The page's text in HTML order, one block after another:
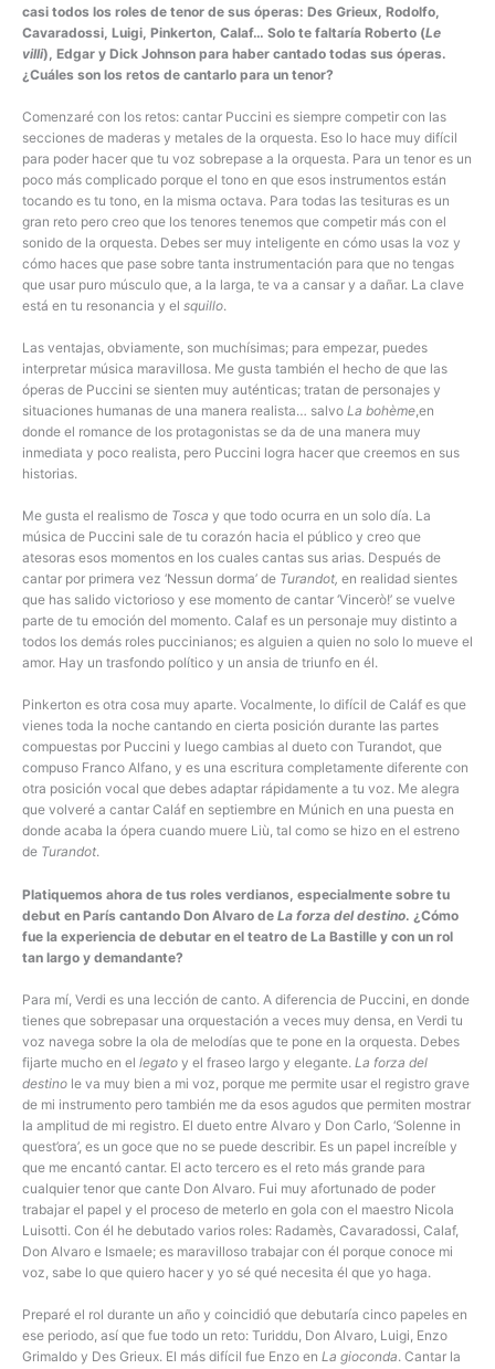
casi todos los roles de tenor de sus óperas: Des Grieux, Rodolfo,
Cavaradossi, Luigi, Pinkerton, Calaf… Solo te faltaría Roberto (Le
villi), Edgar y Dick Johnson para haber cantado todas sus óperas.
¿Cuáles son los retos de cantarlo para un tenor?
Comenzaré con los retos: cantar Puccini es siempre competir con las
secciones de maderas y metales de la orquesta. Eso lo hace muy difícil
para poder hacer que tu voz sobrepase a la orquesta. Para un tenor es un
poco más complicado porque el tono en que esos instrumentos están
tocando es tu tono, en la misma octava. Para todas las tesituras es un
gran reto pero creo que los tenores tenemos que competir más con el
sonido de la orquesta. Debes ser muy inteligente en cómo usas la voz y
cómo haces que pase sobre tanta instrumentación para que no tengas
que usar puro músculo que, a la larga, te va a cansar y a dañar. La clave
está en tu resonancia y el squillo.
Las ventajas, obviamente, son muchísimas; para empezar, puedes
interpretar música maravillosa. Me gusta también el hecho de que las
óperas de Puccini se sienten muy auténticas; tratan de personajes y
situaciones humanas de una manera realista… salvo La bohème,en
donde el romance de los protagonistas se da de una manera muy
inmediata y poco realista, pero Puccini logra hacer que creemos en sus
historias.
Me gusta el realismo de Tosca y que todo ocurra en un solo día. La
música de Puccini sale de tu corazón hacia el público y creo que
atesoras esos momentos en los cuales cantas sus arias. Después de
cantar por primera vez ‘Nessun dorma’ de Turandot, en realidad sientes
que has salido victorioso y ese momento de cantar ‘Vincerò!’ se vuelve
parte de tu emoción del momento. Calaf es un personaje muy distinto a
todos los demás roles puccinianos; es alguien a quien no solo lo mueve el
amor. Hay un trasfondo político y un ansia de triunfo en él.
Pinkerton es otra cosa muy aparte. Vocalmente, lo difícil de Caláf es que
vienes toda la noche cantando en cierta posición durante las partes
compuestas por Puccini y luego cambias al dueto con Turandot, que
compuso Franco Alfano, y es una escritura completamente diferente con
otra posición vocal que debes adaptar rápidamente a tu voz. Me alegra
que volveré a cantar Caláf en septiembre en Múnich en una puesta en
donde acaba la ópera cuando muere Liù, tal como se hizo en el estreno
de Turandot.
Platiquemos ahora de tus roles verdianos, especialmente sobre tu
debut en París cantando Don Alvaro de La forza del destino. ¿Cómo
fue la experiencia de debutar en el teatro de La Bastille y con un rol
tan largo y demandante?
Para mí, Verdi es una lección de canto. A diferencia de Puccini, en donde
tienes que sobrepasar una orquestación a veces muy densa, en Verdi tu
voz navega sobre la ola de melodías que te pone en la orquesta. Debes
fijarte mucho en el legato y el fraseo largo y elegante. La forza del
destino le va muy bien a mi voz, porque me permite usar el registro grave
de mi instrumento pero también me da esos agudos que permiten mostrar
la amplitud de mi registro. El dueto entre Alvaro y Don Carlo, ‘Solenne in
quest’ora’, es un goce que no se puede describir. Es un papel increíble y
que me encantó cantar. El acto tercero es el reto más grande para
cualquier tenor que cante Don Alvaro. Fui muy afortunado de poder
trabajar el papel y el proceso de meterlo en gola con el maestro Nicola
Luisotti. Con él he debutado varios roles: Radamès, Cavaradossi, Calaf,
Don Alvaro e Ismaele; es maravilloso trabajar con él porque conoce mi
voz, sabe lo que quiero hacer y yo sé qué necesita él que yo haga.
Preparé el rol durante un año y coincidió que debutaría cinco papeles en
ese periodo, así que fue todo un reto: Turiddu, Don Alvaro, Luigi, Enzo
Grimaldo y Des Grieux. El más difícil fue Enzo en La gioconda. Cantar la